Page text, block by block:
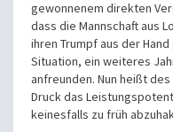
gewonnenem direkten
dass die Mannschaft aus
ihren Trumpf aus der
Situation, ein weiteres
anfreunden. Nun heißt
Druck das
keinesfalls zu früh